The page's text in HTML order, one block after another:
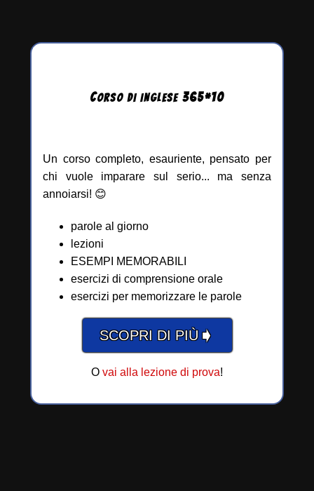
CORSO DI INGLESE 365*10
Un corso completo, esauriente, pensato per
chi vuole imparare sul serio... ma senza
annoiarsi! 😊
parole al giorno
lezioni
ESEMPI MEMORABILI
esercizi di comprensione orale
esercizi per memorizzare le parole
SCOPRI DI PIÙ➧
O vai alla lezione di prova!